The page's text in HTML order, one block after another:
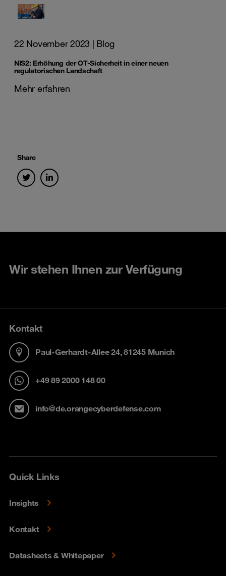
22 November 2023 | Blog
NIS2: Erhöhung der OT-Sicherheit in einer neuen
regulatorischen Landschaft
Mehr erfahren
Share
Wir stehen Ihnen zur Verfügung
Kontakt
Paul-Gerhardt-Allee 24, 81245 Munich
+49 89 2000 148 00
info@de.orangecyberdefense.com
Quick Links
Insights
Kontakt
Datasheets & Whitepaper